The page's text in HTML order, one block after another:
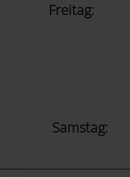
Freitag:
Samstag: